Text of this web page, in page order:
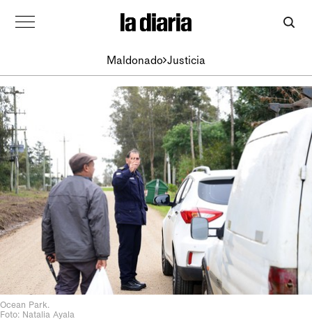
Maldonado Justicia
Ocean Park.
Foto: Natalia Ayala